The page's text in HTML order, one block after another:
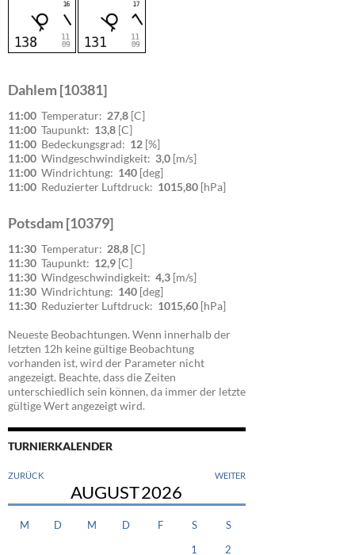
Dahlem [10381]
11:00 Temperatur: 27,8 [C]
11:00 Taupunkt: 13,8 [C]
11:00 Bedeckungsgrad: 12 [%]
11:00 Windgeschwindigkeit: 3,0 [m/s]
11:00 Windrichtung: 140 [deg]
11:00 Reduzierter Luftdruck: 1015,80 [hPa]
Potsdam [10379]
11:30 Temperatur: 28,8 [C]
11:30 Taupunkt: 12,9 [C]
11:30 Windgeschwindigkeit: 4,3 [m/s]
11:30 Windrichtung: 140 [deg]
11:30 Reduzierter Luftdruck: 1015,60 [hPa]
Neueste Beobachtungen. Wenn innerhalb der
letzten 12h keine gültige Beobachtung
vorhanden ist, wird der Parameter nicht
angezeigt. Beachte, dass die Zeiten
unterschiedlich sein können, da immer der letzte
gültige Wert angezeigt wird.
TURNIERKALENDER
ZURÜCK WEITER
AUGUST2026
M D M D F S S
1
2